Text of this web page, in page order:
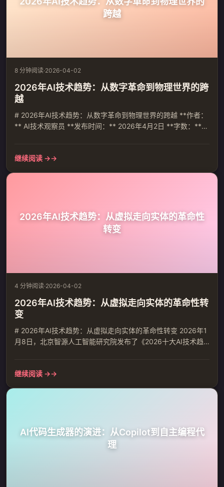
跨越
8 分钟阅读·2026-04-02
2026年AI技术趋势：从数字革命到物理世界的跨
越
# 2026年AI技术趋势：从数字革命到物理世界的跨越 **作者：
** AI技术观察员 **发布时间：** 2026年4月2日 **字数：**
源研究院最新发布的《2026十大AI技术趋势》报告，AI技术正
继续阅读 →
2026年AI技术趋势：从虚拟走向实体的革命性
转变
4 分钟阅读·2026-04-02
2026年AI技术趋势：从虚拟走向实体的革命性转
变
# 2026年AI技术趋势：从虚拟走向实体的革命性转变 2026年1
月8日，北京智源人工智能研究院发布了《2026十大AI技术趋
求参数规模的语言学习，迈向对物理世界底层秩序的深刻理解
继续阅读 →
AI代码生成器的演进：从Copilot到自主编程代
理